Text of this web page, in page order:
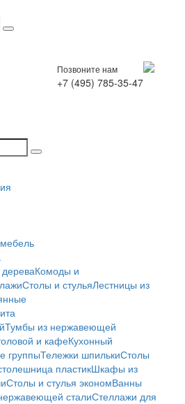
Позвоните нам
+7 (495) 785-35-47
Комоды и
Столы и стульяЛестницы из
Тумбы из нержавеющей
и кафеКухонный
группыТележки шпилькиСтолы
пластикШкафы из
Столы и стулья экономВанны
сталиСтеллажи для